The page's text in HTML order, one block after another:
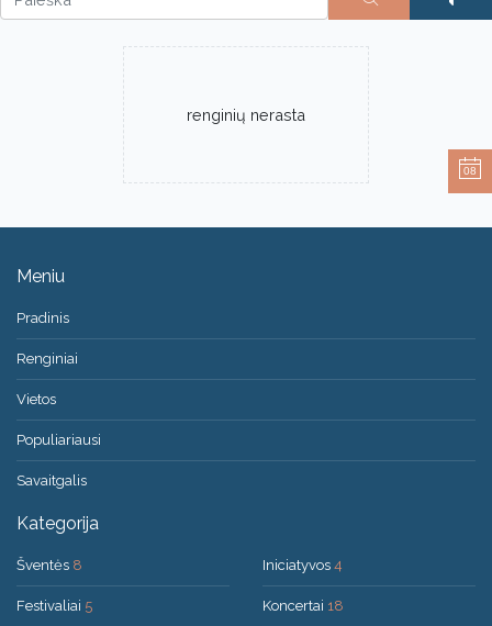
renginių nerasta
Meniu
Pradinis
Renginiai
Vietos
Populiariausi
Savaitgalis
Kategorija
Šventės 8
Festivaliai 5
Iniciatyvos 4
Koncertai 18
08